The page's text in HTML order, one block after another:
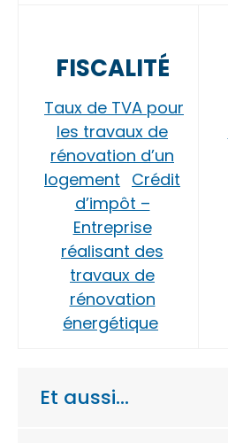
FISCALITÉ
Taux de TVA pour
les travaux de
rénovation d’un
logement Crédit
d’impôt –
Entreprise
réalisant des
travaux de
rénovation
énergétique
Et aussi…